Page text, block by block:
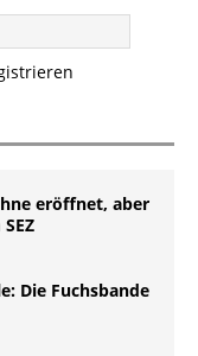
eröffnet, aber
Die Fuchsbande